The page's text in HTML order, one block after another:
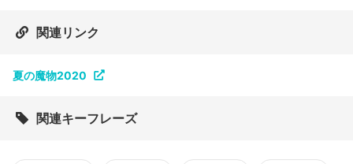
関連リンク
夏の魔物2020
関連キーフレーズ